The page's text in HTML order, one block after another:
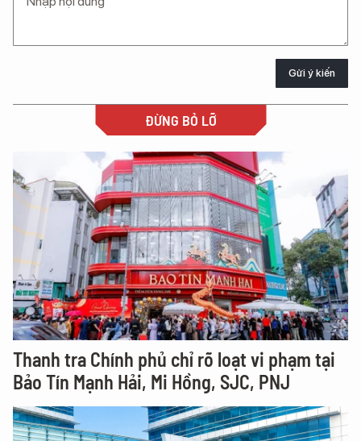
Gửi ý kiến
ĐỪNG BỎ LỠ
Thanh tra Chính phủ chỉ rõ loạt vi phạm tại
Bảo Tín Mạnh Hải, Mi Hồng, SJC, PNJ